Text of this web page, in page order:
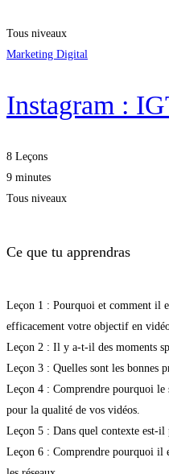
Tous niveaux
Marketing Digital
Instagram :
8 Leçons
9 minutes
Tous niveaux
Ce que tu apprendras
Leçon 1 : Pourquoi et comment il
efficacement votre objectif en
Leçon 2 : Il y a-t-il des moments
Leçon 3 : Quelles sont les bonnes
Leçon 4 : Comprendre pourquoi le
pour la qualité de vos vidéos.
Leçon 5 : Dans quel contexte est-
Leçon 6 : Comprendre pourquoi il